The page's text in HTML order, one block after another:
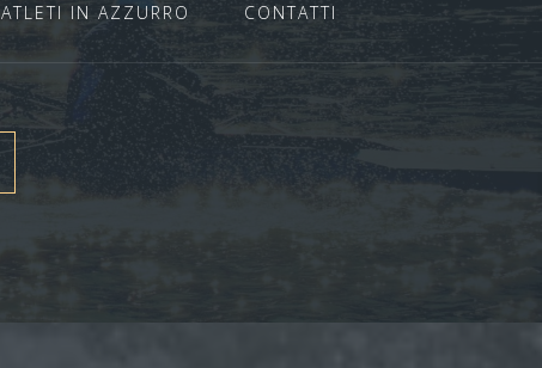
ATLETI IN AZZURRO CONTATTI